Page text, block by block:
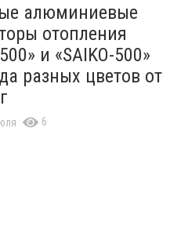
алюминиевые
отопления
и «SAIKO-500»
разных цветов от
6